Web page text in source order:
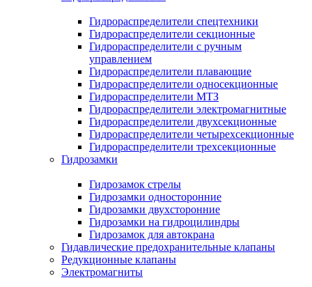
Гидрораспределители спецтехники
Гидрораспределители секционные
Гидрораспределители с ручным
управлением
Гидрораспределители плавающие
Гидрораспределители односекционные
Гидрораспределители МТЗ
Гидрораспределители электромагнитные
Гидрораспределители двухсекционные
Гидрораспределители четырехсекционные
Гидрораспределители трехсекционные
Гидрозамки
Гидрозамок стрелы
Гидрозамки односторонние
Гидрозамки двухсторонние
Гидрозамки на гидроцилиндры
Гидрозамок для автокрана
Гидавлические предохранительные клапаны
Редукционные клапаны
Электромагниты